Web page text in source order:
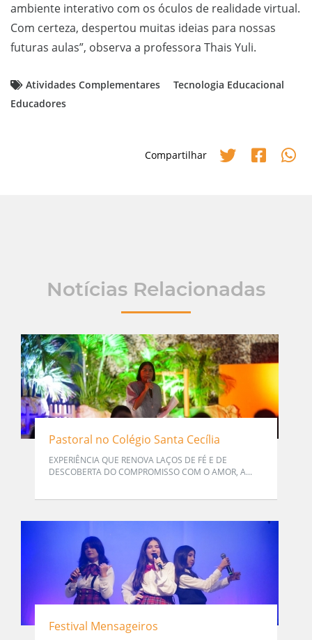
ambiente interativo com os óculos de realidade virtual.
Com certeza, despertou muitas ideias para nossas
futuras aulas”, observa a professora Thais Yuli.
Atividades Complementares
Tecnologia Educacional
Educadores
Compartilhar
Notícias Relacionadas
Pastoral no Colégio Santa Cecília
EXPERIÊNCIA QUE RENOVA LAÇOS DE FÉ E DE
DESCOBERTA DO COMPROMISSO COM O AMOR, A...
Festival Mensageiros